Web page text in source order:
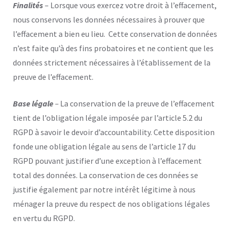
Finalités– Lorsque vous exercez votre droit à l’effacement,
nous conservons les données nécessaires à prouver que
l’effacement a bien eu lieu. Cette conservation de données
n’est faite qu’à des fins probatoires et ne contient que les
données strictement nécessaires à l’établissement de la
preuve de l’effacement.
Base légale– La conservation de la preuve de l’effacement
tient de l’obligation légale imposée par l’article 5.2 du
RGPD à savoir le devoir d’accountability. Cette disposition
fonde une obligation légale au sens de l’article 17 du
RGPD pouvant justifier d’une exception à l’effacement
total des données. La conservation de ces données se
justifie également par notre intérêt légitime à nous
ménager la preuve du respect de nos obligations légales
en vertu du RGPD.